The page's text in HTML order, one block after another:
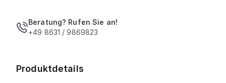
Beratung? Rufen Sie an!
+49 8631 / 9869823
Produktdetails